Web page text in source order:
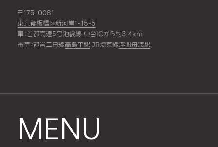
〒175-0081
東京都板橋区新河岸1-15-5
車：首都高速5号池袋線 中台ICから約3.4km
電車：都営三田線高島平駅,JR埼京線浮間舟渡駅
MENU